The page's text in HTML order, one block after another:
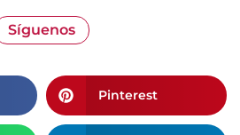
Síguenos
Pinterest